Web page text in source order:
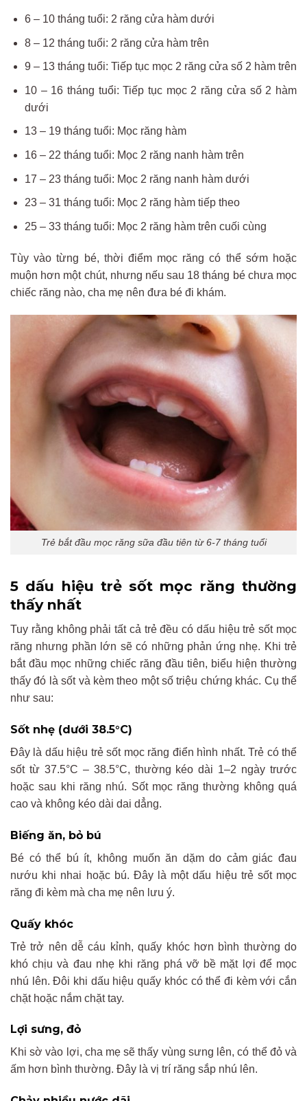
6 – 10 tháng tuổi: 2 răng cửa hàm dưới
8 – 12 tháng tuổi: 2 răng cửa hàm trên
9 – 13 tháng tuổi: Tiếp tục mọc 2 răng cửa số 2 hàm trên
10 – 16 tháng tuổi: Tiếp tục mọc 2 răng cửa số 2 hàm
dưới
13 – 19 tháng tuổi: Mọc răng hàm
16 – 22 tháng tuổi: Mọc 2 răng nanh hàm trên
17 – 23 tháng tuổi: Mọc 2 răng nanh hàm dưới
23 – 31 tháng tuổi: Mọc 2 răng hàm tiếp theo
25 – 33 tháng tuổi: Mọc 2 răng hàm trên cuối cùng
Tùy vào từng bé, thời điểm mọc răng có thể sớm hoặc
muộn hơn một chút, nhưng nếu sau 18 tháng bé chưa mọc
chiếc răng nào, cha mẹ nên đưa bé đi khám.
Trẻ bắt đầu mọc răng sữa đầu tiên từ 6-7 tháng tuổi
5 dấu hiệu trẻ sốt mọc răng thường
thấy nhất
Tuy rằng không phải tất cả trẻ đều có dấu hiệu trẻ sốt mọc
răng nhưng phần lớn sẽ có những phản ứng nhẹ. Khi trẻ
bắt đầu mọc những chiếc răng đầu tiên, biểu hiện thường
thấy đó là sốt và kèm theo một số triệu chứng khác. Cụ thể
như sau:
Sốt nhẹ (dưới 38.5°C)
Đây là dấu hiệu trẻ sốt mọc răng điển hình nhất. Trẻ có thể
sốt từ 37.5°C – 38.5°C, thường kéo dài 1–2 ngày trước
hoặc sau khi răng nhú. Sốt mọc răng thường không quá
cao và không kéo dài dai dẳng.
Biếng ăn, bỏ bú
Bé có thể bú ít, không muốn ăn dặm do cảm giác đau
nướu khi nhai hoặc bú. Đây là một dấu hiệu trẻ sốt mọc
răng đi kèm mà cha mẹ nên lưu ý.
Quấy khóc
Trẻ trở nên dễ cáu kỉnh, quấy khóc hơn bình thường do
khó chịu và đau nhẹ khi răng phá vỡ bề mặt lợi để mọc
nhú lên. Đôi khi dấu hiệu quấy khóc có thể đi kèm với cắn
chặt hoặc nắm chặt tay.
Lợi sưng, đỏ
Khi sờ vào lợi, cha mẹ sẽ thấy vùng sưng lên, có thể đỏ và
ấm hơn bình thường. Đây là vị trí răng sắp nhú lên.